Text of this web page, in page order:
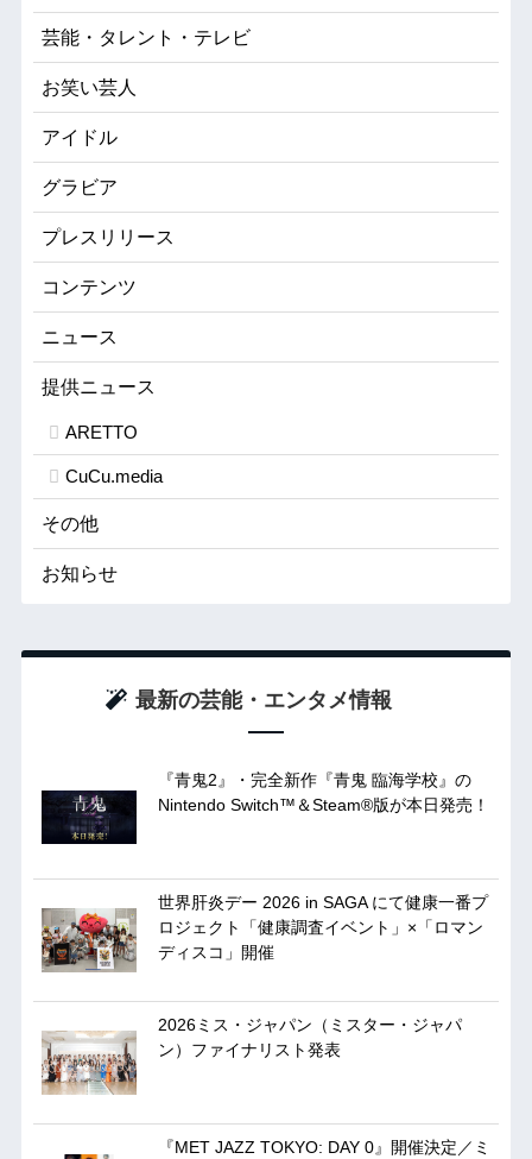
芸能・タレント・テレビ
お笑い芸人
アイドル
グラビア
プレスリリース
コンテンツ
ニュース
提供ニュース
ARETTO
CuCu.media
その他
お知らせ
最新の芸能・エンタメ情報
『青鬼2』・完全新作『青鬼 臨海学校』の
Nintendo Switch™＆Steam®版が本日発売！
世界肝炎デー 2026 in SAGA にて健康一番プ
ロジェクト「健康調査イベント」×「ロマン
ディスコ」開催
2026ミス・ジャパン（ミスター・ジャパ
ン）ファイナリスト発表
『MET JAZZ TOKYO: DAY 0』開催決定／ミ